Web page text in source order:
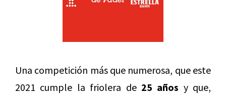
Una competición más que numerosa, que este
2021 cumple la friolera de 25 años y que,